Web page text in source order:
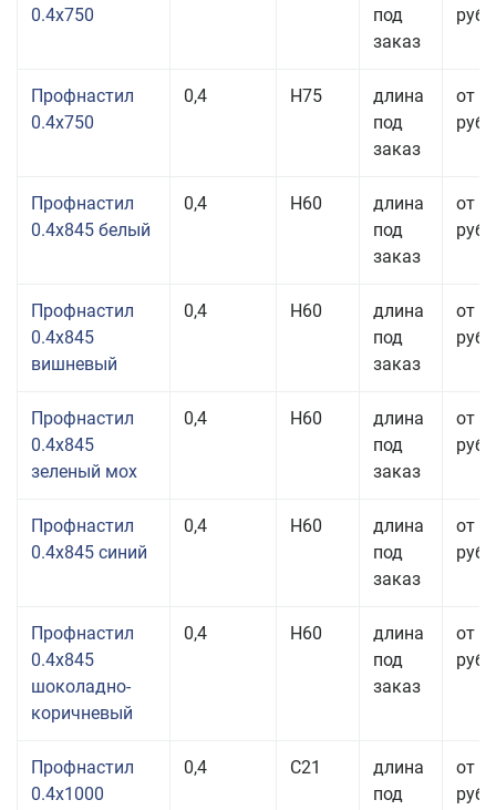
0.4x750
под
заказ
руб.
Профнастил
0.4x750
0,4 Н75
длина
под
заказ
от
руб.
Профнастил
0.4x845 белый
0,4 Н60
длина
под
заказ
от
руб.
Профнастил
0.4x845
вишневый
0,4 Н60
длина
под
заказ
от
руб.
Профнастил
0.4x845
зеленый мох
0,4 Н60
длина
под
заказ
от
руб.
Профнастил
0.4x845 синий
0,4 Н60
длина
под
заказ
от
руб.
Профнастил
0.4x845
шоколадно-
коричневый
0,4 Н60
длина
под
заказ
от
руб.
Профнастил
0.4x1000
0,4 С21
длина
под
от
руб.